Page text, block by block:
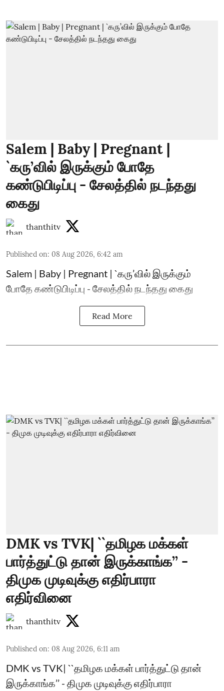
Salem | Baby | Pregnant |
`கரு’வில் இருக்கும் போதே
கண்டுபிடிப்பு - சேலத்தில் நடந்தது
கைது
thanthitv
Published on: 08 Aug 2026, 6:42 am
Salem | Baby | Pregnant | `கரு’வில் இருக்கும்
போதே கண்டுபிடிப்பு - சேலத்தில் நடந்தது கைது
Read More
DMK vs TVK| ``தமிழக மக்கள்
பார்த்துட்டு தான் இருக்காங்க’’ -
திமுக முடிவுக்கு எதிர்பாரா
எதிர்வினை
thanthitv
Published on: 08 Aug 2026, 6:11 am
DMK vs TVK| ``தமிழக மக்கள் பார்த்துட்டு தான்
இருக்காங்க’’ - திமுக முடிவுக்கு எதிர்பாரா